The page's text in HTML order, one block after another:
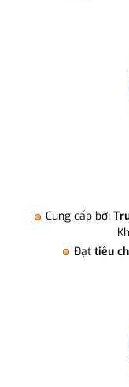
Cung cấp bởi
Đạt tiêu